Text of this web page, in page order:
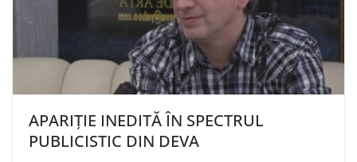
APARIȚIE INEDITĂ ÎN SPECTRUL
PUBLICISTIC DIN DEVA